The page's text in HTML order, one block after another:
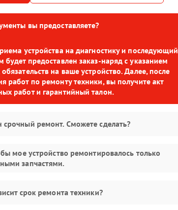
вы предоставляете?
устройства на диагностику и последующий
будет предоставлен заказ-наряд с указанием
на ваше устройство. Далее, после
работ по ремонту техники, вы получите акт
работ и гарантийный талон.
ремонт. Сможете сделать?
мое устройство ремонтировалось только
запчастями.
срок ремонта техники?